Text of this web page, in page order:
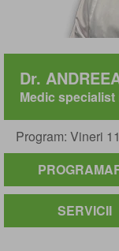
Dr.
Medic
Program: Vineri
SERVICII